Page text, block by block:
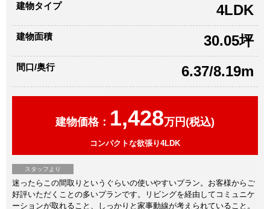
建物タイプ 4LDK
建物面積 30.05坪
間口/奥行 6.37/8.19m
建物価格： 1,428万円(税込)
コンパクトな欲張り4LDK
スタッフより
迷ったらこの間取りというぐらいの使いやすいプラン。お客様からご
好評いただくことの多いプランです。リビングを経由してコミュニケ
ーションが取れること、しっかりと家事動線が考えられていること。